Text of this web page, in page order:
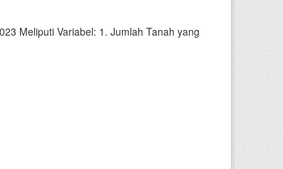
Meliputi Variabel: 1. Jumlah Tanah yang